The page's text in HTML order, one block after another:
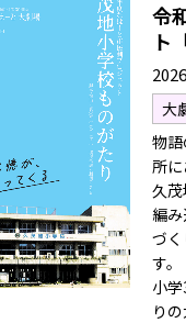
令
ト
大
物
所
久
編
づ
す。
小
り